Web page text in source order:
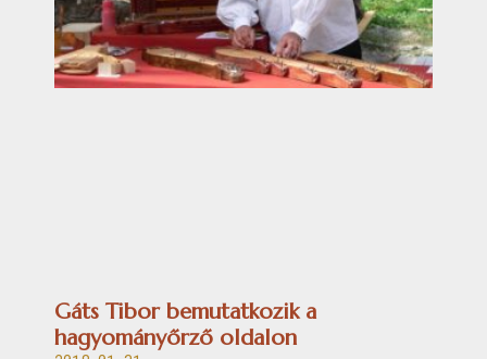
Gáts Tibor bemutatkozik a
hagyományőrző oldalon